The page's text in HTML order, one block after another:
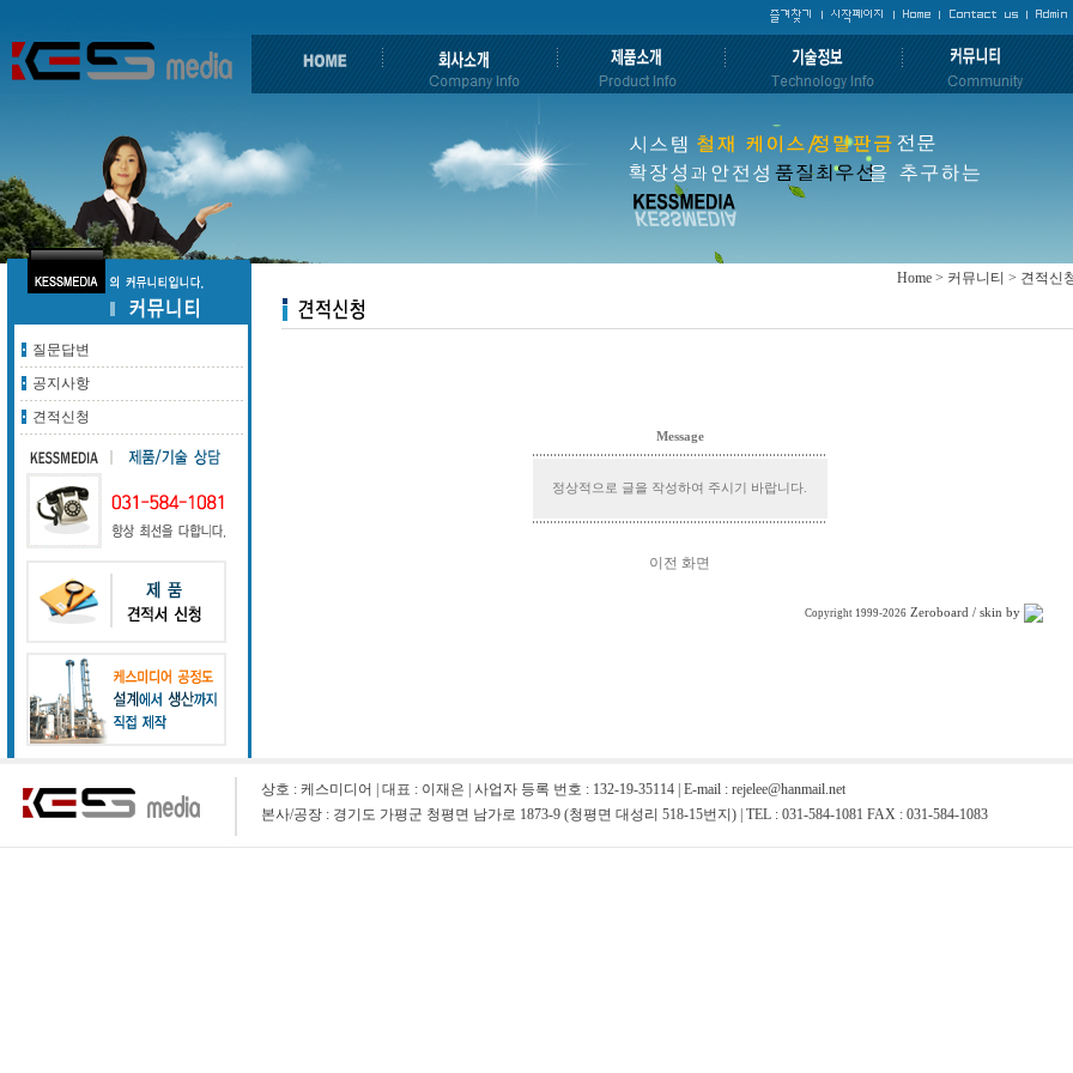
질문답변
공지사항
견적신청
Home > 커뮤니티 > 견적신
Message
정상적으로 글을 작성하여 주시기 바랍니다.
이전 화면
Copyright 1999-2026 Zeroboard / skin by
상호 : 케스미디어 | 대표 : 이재은 | 사업자 등록 번호 : 132-19-35114 | E-mail : rejelee@hanmail.net
본사/공장 : 경기도 가평군 청평면 남가로 1873-9 (청평면 대성리 518-15번지) | TEL : 031-584-1081 FAX : 031-584-1083